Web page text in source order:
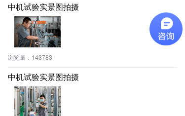
中机试验实景图拍摄
浏览量： 143783
中机试验实景图拍摄